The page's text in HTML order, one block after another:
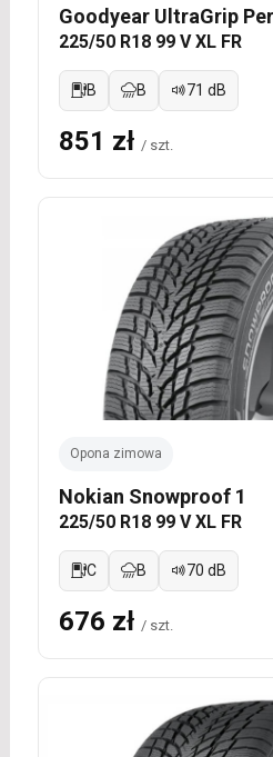
Goodyear UltraGrip
225/50 R18 99 V XL FR
B B 71 dB
851 zł / szt.
Opona zimowa
Nokian Snowproof 1
225/50 R18 99 V XL FR
C B 70 dB
676 zł / szt.